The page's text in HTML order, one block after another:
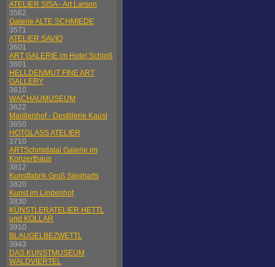
ATELIER SISA - Art Larson
3562
Galerie ALTE SCHMIEDE
3571
ATELIER SAVIO
3601
ART GALERIE im Hotel Schloß
3601
HELLDENMUT FINE ART
GALLERY
3610
WACHAUMUSEUM
3622
Marillenhof - Destillerie Kausl
3650
HOTGLASS ATELIER
3710
ARTSchmidatal Galerie im
Konzerthaus
3812
Kunstfabrik Groß Siegharts
3820
Kunst im Lindenhof
3830
KÜNSTLERATELIER HETTL
und KOLLAR
3910
BLAUGELBEZWETTL
3943
DAS KUNSTMUSEUM
WALDVIERTEL